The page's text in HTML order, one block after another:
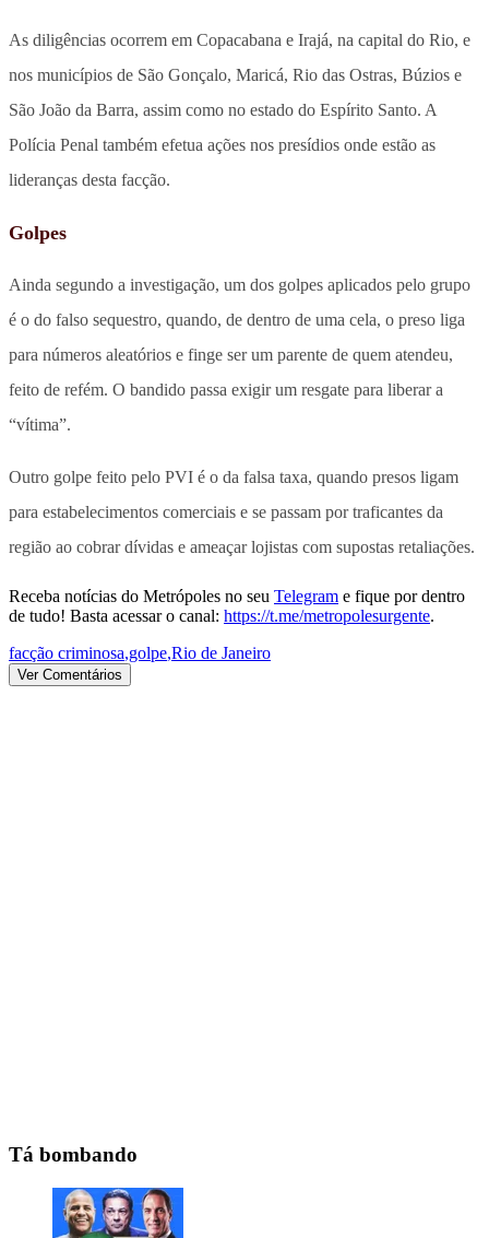
As diligências ocorrem em Copacabana e Irajá, na capital do Rio, e
nos municípios de São Gonçalo, Maricá, Rio das Ostras, Búzios e
São João da Barra, assim como no estado do Espírito Santo. A
Polícia Penal também efetua ações nos presídios onde estão as
lideranças desta facção.
Golpes
Ainda segundo a investigação, um dos golpes aplicados pelo grupo
é o do falso sequestro, quando, de dentro de uma cela, o preso liga
para números aleatórios e finge ser um parente de quem atendeu,
feito de refém. O bandido passa exigir um resgate para liberar a
“vítima”.
Outro golpe feito pelo PVI é o da falsa taxa, quando presos ligam
para estabelecimentos comerciais e se passam por traficantes da
região ao cobrar dívidas e ameaçar lojistas com supostas retaliações.
Receba notícias do Metrópoles no seu Telegram e fique por dentro
de tudo! Basta acessar o canal: https://t.me/metropolesurgente.
facção criminosa,golpe,Rio de Janeiro
Ver Comentários
Tá bombando